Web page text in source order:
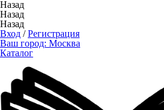
Назад
Назад
Назад
Вход /Регистрация
Ваш город: Москва
Каталог